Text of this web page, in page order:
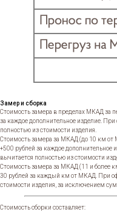
Замер и сборка
Стоимость замера в пределах МКАД за
за каждое дополнительное изделие.
полностью из стоимости изделия.
Стоимость замера за МКАД (до 10 км от
+500 рублей за каждое дополнительное
вычитается полностью из стоимости
Стоимость замера за МКАД (11 и более
30 рублей за каждый км от МКАД. При
стоимости изделия, за исключением
Стоимость сборки составляет: